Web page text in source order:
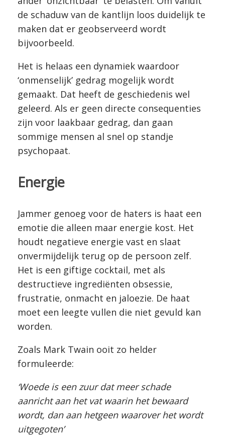
de schaduw van de kantlijn loos duidelijk te
maken dat er geobserveerd wordt
bijvoorbeeld.
Het is helaas een dynamiek waardoor
‘onmenselijk’ gedrag mogelijk wordt
gemaakt. Dat heeft de geschiedenis wel
geleerd. Als er geen directe consequenties
zijn voor laakbaar gedrag, dan gaan
sommige mensen al snel op standje
psychopaat.
Energie
Jammer genoeg voor de haters is haat een
emotie die alleen maar energie kost. Het
houdt negatieve energie vast en slaat
onvermijdelijk terug op de persoon zelf.
Het is een giftige cocktail, met als
destructieve ingrediënten obsessie,
frustratie, onmacht en jaloezie. De haat
moet een leegte vullen die niet gevuld kan
worden.
Zoals Mark Twain ooit zo helder
formuleerde:
‘Woede is een zuur dat meer schade
aanricht aan het vat waarin het bewaard
wordt, dan aan hetgeen waarover het wordt
uitgegoten’